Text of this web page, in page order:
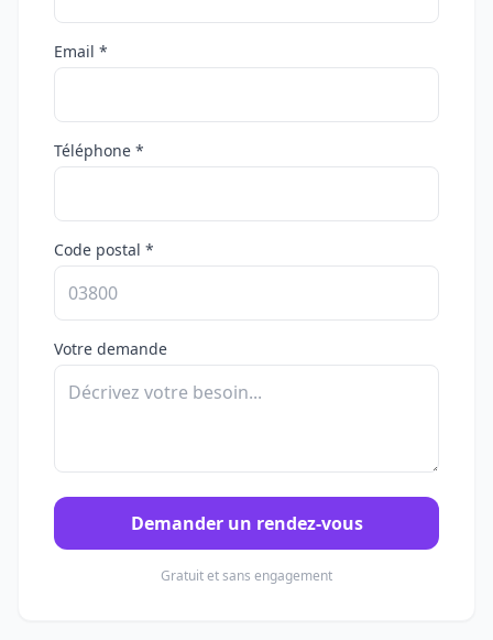
Email *
Téléphone *
Code postal *
Votre demande
Demander un rendez-vous
Gratuit et sans engagement